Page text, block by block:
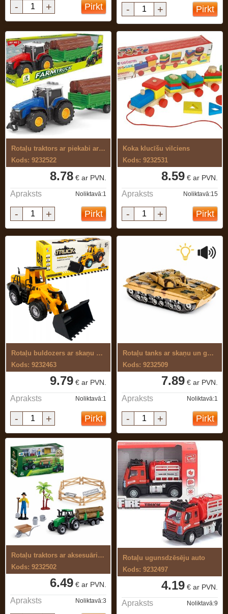
- + Pirkt - + Pirkt
Rotaļu traktors ar piekabi ar baterijām
Kods: 9232522
8.78 € ar PVN.
Apraksts Noliktavā:1
- + Pirkt
Koka klucīšu vilciens
Kods: 9232531
8.59 € ar PVN.
Apraksts Noliktavā:15
- + Pirkt
Rotaļu buldozers ar skaņu un gaismu
Kods: 9232463
9.79 € ar PVN.
Apraksts Noliktavā:1
- + Pirkt
Rotaļu tanks ar skaņu un gaismu
Kods: 9232509
7.89 € ar PVN.
Apraksts Noliktavā:1
- + Pirkt
Rotaļu traktors ar aksesuāriem
Kods: 9232502
6.49 € ar PVN.
Apraksts Noliktavā:3
Rotaļu ugunsdzēsēju auto
Kods: 9232497
4.19 € ar PVN.
Apraksts Noliktavā:9